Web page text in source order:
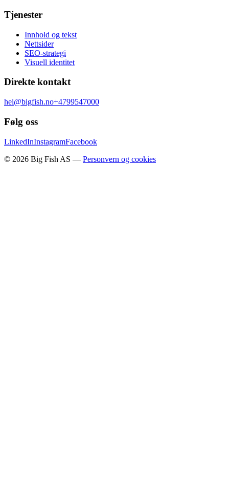
Tjenester
Innhold og tekst
Nettsider
SEO-strategi
Visuell identitet
Direkte kontakt
hei@bigfish.no+4799547000
Følg oss
LinkedInInstagramFacebook
© 2026 Big Fish AS — Personvern og cookies